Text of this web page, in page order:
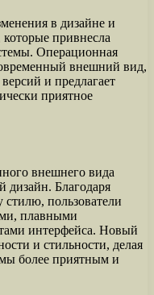
в дизайне и
привнесла
Операционная
внешний вид,
и предлагает
приятное
внешнего вида
Благодаря
пользователи
плавными
интерфейса. Новый
и стильности, делая
более приятным и